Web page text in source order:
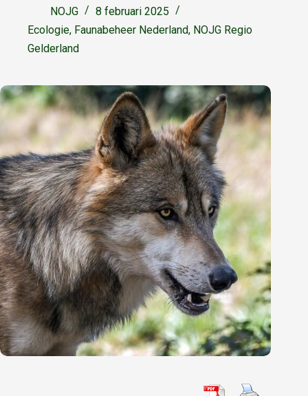
NOJG
8 februari 2025
Ecologie, Faunabeheer Nederland, NOJG Regio
Gelderland